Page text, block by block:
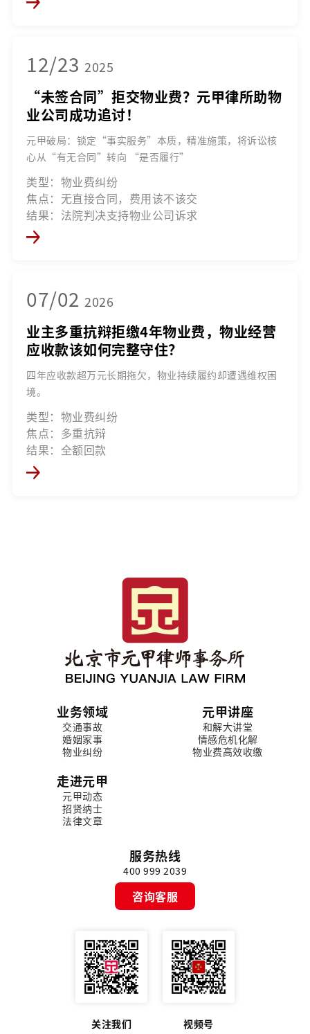
12/23 2025
“未签合同”拒交物业费？元甲律所助物
业公司成功追讨！
元甲破局：锁定“事实服务”本质，精准施策，将诉讼核
心从“有无合同”转向 “是否履行”
类型：物业费纠纷
焦点：无直接合同，费用该不该交
结果：法院判决支持物业公司诉求
07/02 2026
业主多重抗辩拒缴4年物业费，物业经营
应收款该如何完整守住？
四年应收款超万元长期拖欠，物业持续履约却遭遇维权困
境。
类型：物业费纠纷
焦点：多重抗辩
结果：全额回款
业务领域
交通事故
婚姻家事
物业纠纷
元甲讲座
和解大讲堂
情感危机化解
物业费高效收缴
走进元甲
元甲动态
招贤纳士
法律文章
服务热线
400 999 2039
咨询客服
关注我们 视频号